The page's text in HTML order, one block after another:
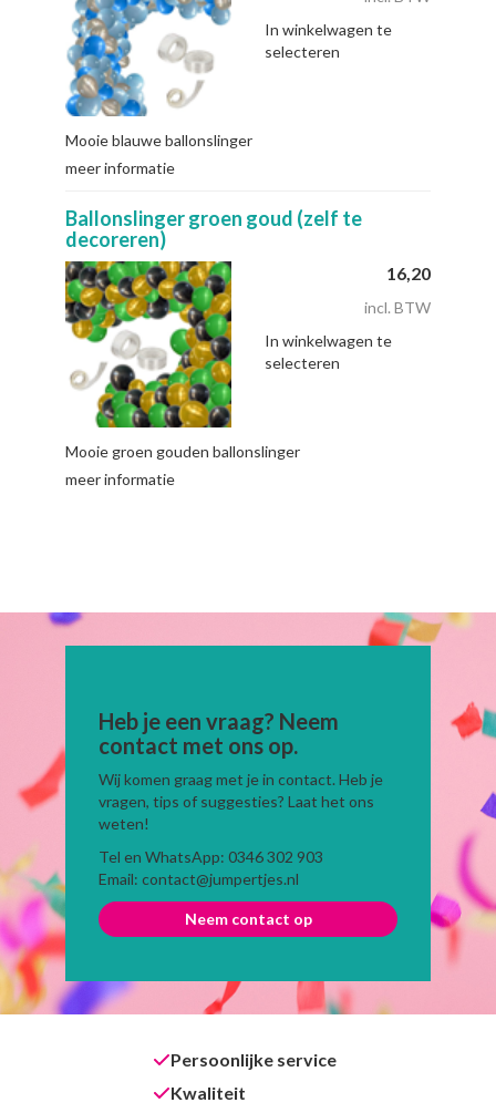
In winkelwagen te
selecteren
Mooie blauwe ballonslinger
meer informatie
Ballonslinger groen goud (zelf te
decoreren)
16,20
incl. BTW
In winkelwagen te
selecteren
Mooie groen gouden ballonslinger
meer informatie
Heb je een vraag? Neem
contact met ons op.
Wij komen graag met je in contact. Heb je
vragen, tips of suggesties? Laat het ons
weten!
Tel en WhatsApp: 0346 302 903
Email: contact@jumpertjes.nl
Neem contact op
Persoonlijke service
Kwaliteit